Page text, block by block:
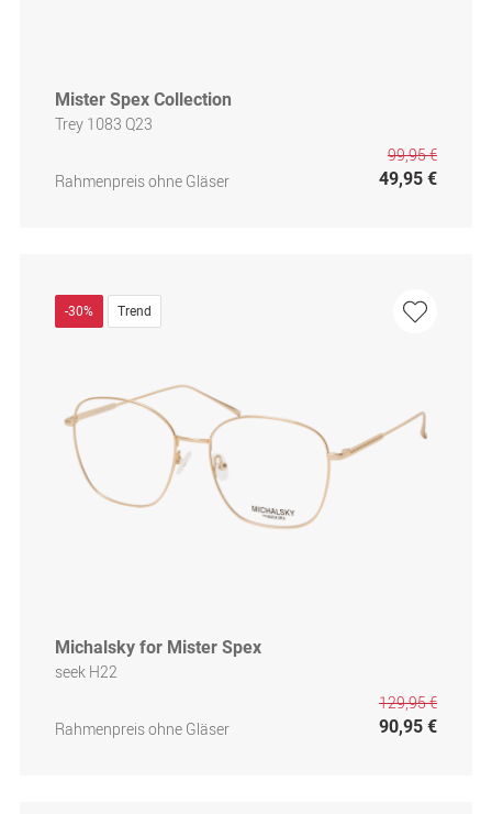
Mister Spex Collection
Trey 1083 Q23
Rahmenpreis ohne Gläser
99,95 €
49,95 €
-30% Trend
Michalsky for Mister Spex
seek H22
Rahmenpreis ohne Gläser
129,95 €
90,95 €